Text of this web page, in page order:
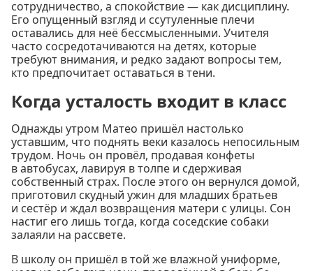
сотрудничество, а спокойствие — как дисциплину.
Его опущенный взгляд и ссутуленные плечи
оставались для неё бессмысленными. Учителя
часто сосредотачиваются на детях, которые
требуют внимания, и редко задают вопросы тем,
кто предпочитает оставаться в тени.
Когда усталость входит в класс
Однажды утром Матео пришёл настолько
уставшим, что поднять веки казалось непосильным
трудом. Ночь он провёл, продавая конфеты
в автобусах, лавируя в толпе и сдерживая
собственный страх. После этого он вернулся домой,
приготовил скудный ужин для младших братьев
и сестёр и ждал возвращения матери с улицы. Сон
настиг его лишь тогда, когда соседские собаки
залаяли на рассвете.
В школу он пришёл в той же влажной униформе,